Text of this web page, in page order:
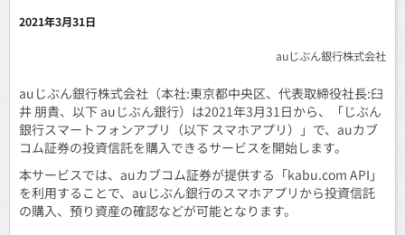
2021年3月31日
auじぶん銀行株式会社
auじぶん銀行株式会社（本社:東京都中央区、代表取締役社長:臼
井 朋貴、以下 auじぶん銀行）は2021年3月31日から、「じぶん
銀行スマートフォンアプリ（以下 スマホアプリ）」で、auカブ
コム証券の投資信託を購入できるサービスを開始します。
本サービスでは、auカブコム証券が提供する「kabu.com API」
を利用することで、auじぶん銀行のスマホアプリから投資信託
の購入、預り資産の確認などが可能となります。